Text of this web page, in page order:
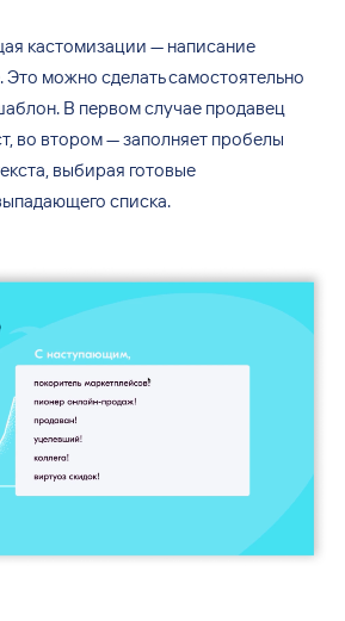
кастомизации — написание
Это можно сделать самостоятельно
В первом случае продавец
во втором — заполняет пробелы
выбирая готовые
списка.